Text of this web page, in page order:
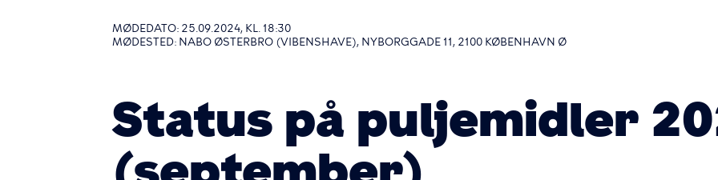
MØDEDATO: 25.09.2024, KL. 18:30
MØDESTED: NABO ØSTERBRO (VIBENSHAVE), NYBORGGADE 11, 2100 KØBENHAVN Ø
Status på puljemidler